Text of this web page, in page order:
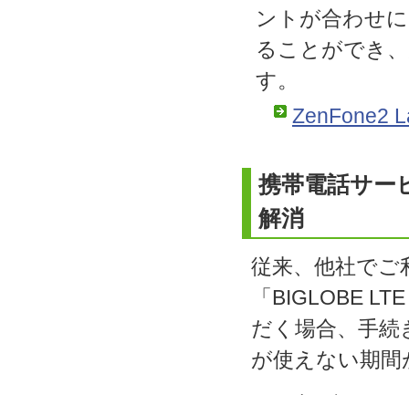
ントが合わせ
ることができ
す。
ZenFone2
携帯電話サー
解消
従来、他社でご
「BIGLOBE
だく場合、手続
が使えない期